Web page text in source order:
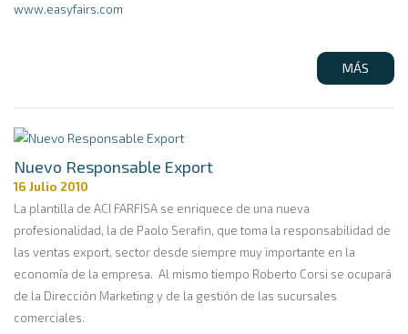
www.easyfairs.com
MÁS
Nuevo Responsable Export
16 Julio 2010
La plantilla de ACI FARFISA se enriquece de una nueva
profesionalidad, la de Paolo Serafin, que toma la responsabilidad de
las ventas export, sector desde siempre muy importante en la
economía de la empresa. Al mismo tiempo Roberto Corsi se ocupará
de la Dirección Marketing y de la gestión de las sucursales
comerciales.